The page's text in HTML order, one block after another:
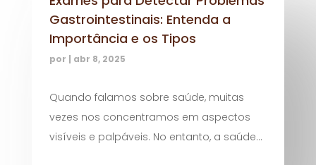
Gastrointestinais: Entenda a
Importância e os Tipos
por | abr 8, 2025
Quando falamos sobre saúde, muitas
vezes nos concentramos em aspectos
visíveis e palpáveis. No entanto, a saúde...